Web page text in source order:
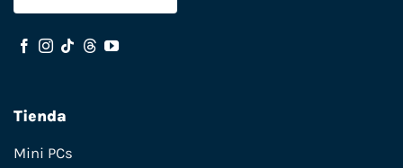
Tienda
Mini PCs